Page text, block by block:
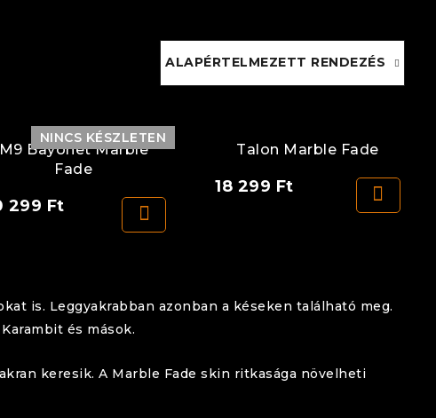
ALAPÉRTELMEZETT RENDEZÉS
NINCS KÉSZLETEN
M9 Bayonet Marble
Fade
299 Ft
Talon Marble Fade
18 299 Ft
is. Leggyakrabban azonban a késeken található meg.
és mások.
keresik. A Marble Fade skin ritkasága növelheti